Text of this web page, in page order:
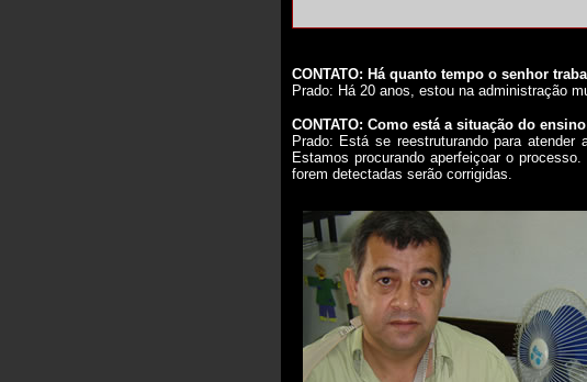
CONTATO: Há quanto tempo o senhor
Prado: Há 20 anos, estou na administração
CONTATO: Como está a situação do
Prado: Está se reestruturando para
Estamos procurando aperfeiçoar o
forem detectadas serão corrigidas.